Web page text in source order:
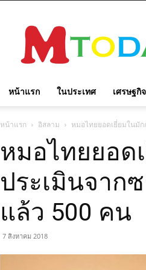
TODAY
หน้าแรก ในประเทศ เศรษฐกิ
หน้าแรก อิสลาม หมอไทยยอดเยี่ยมในมั
หมอไทยยอด
ประเมินจาก
แล้ว 500 คน
7 สิงหาคม 2018